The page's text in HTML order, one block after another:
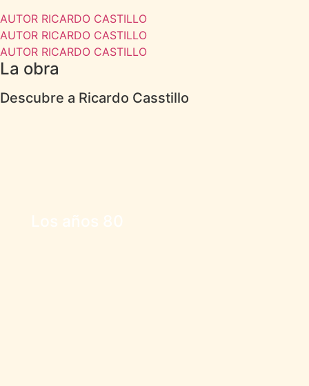
AUTOR RICARDO CASTILLO
AUTOR RICARDO CASTILLO
AUTOR RICARDO CASTILLO
La obra
Descubre a Ricardo Casstillo
Los años 80